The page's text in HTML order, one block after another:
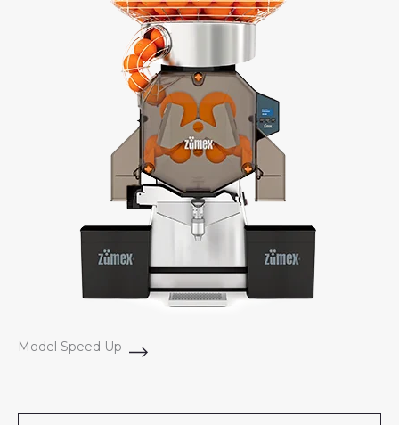
Model Speed Up